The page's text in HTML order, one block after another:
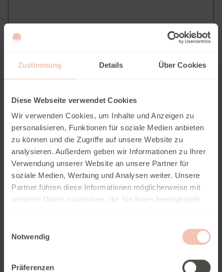
Zustimmung Details Über Cookies
Diese Webseite verwendet Cookies
Wir verwenden Cookies, um Inhalte und Anzeigen zu
personalisieren, Funktionen für soziale Medien anbieten
zu können und die Zugriffe auf unsere Website zu
analysieren. Außerdem geben wir Informationen zu Ihrer
Verwendung unserer Website an unsere Partner für
soziale Medien, Werbung und Analysen weiter. Unsere
Partner führen diese Informationen möglicherweise mit
weiteren Daten zusammen, die Sie ihnen bereitgestellt
Notwendig
Präferenzen
*) Pflichtfelder
Wenn Sie über unser gesichertes Kontaktformular (SSL-
Standard) mit uns in Kontakt treten, werden Ihre
Eingaben zusammen mit den von Ihnen angegebenen
Kontaktdaten von der Caravanzeit GmbH zur Bearbeitung
der Anfrage verarbeitet. Die Daten werden von uns nicht
Informationen entnehmen Sie bitte unserem
Hiermit willige ich in die Verarbeitung meiner personenbezogenen